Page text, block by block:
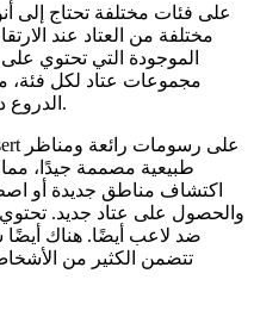
مختلفة من العتاد عند
مجموعات عتاد لكل فئة،
الدروع دون أن يكون لها تأثير على شخصيتك.
طبيعية مصممة جيدًا،
اكتشاف مناطق جديدة أو
والحصول على عتاد جديد.
ضد لاعب أيضًا. هناك
تتضمن الكثير من